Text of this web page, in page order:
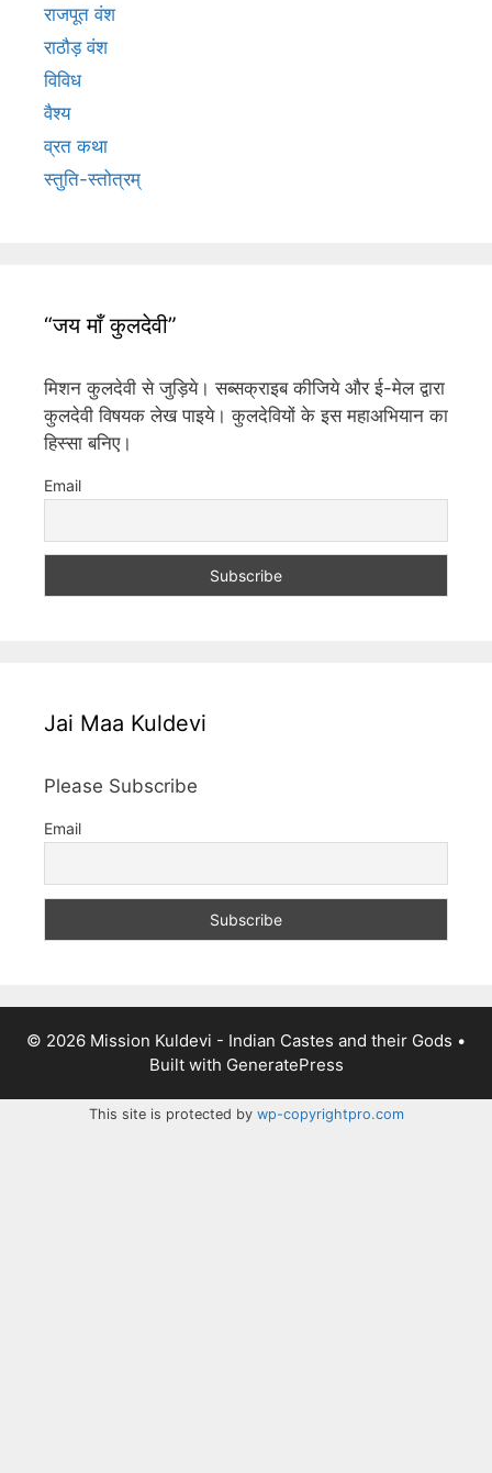
राजपूत वंश
राठौड़ वंश
विविध
वैश्य
व्रत कथा
स्तुति-स्तोत्रम्
“जय माँ कुलदेवी”
मिशन कुलदेवी से जुड़िये। सब्सक्राइब कीजिये और ई-मेल द्वारा
कुलदेवी विषयक लेख पाइये। कुलदेवियों के इस महाअभियान का
हिस्सा बनिए।
Email
Jai Maa Kuldevi
Please Subscribe
Email
© 2026 Mission Kuldevi - Indian Castes and their Gods •
Built with GeneratePress
This site is protected by wp-copyrightpro.com